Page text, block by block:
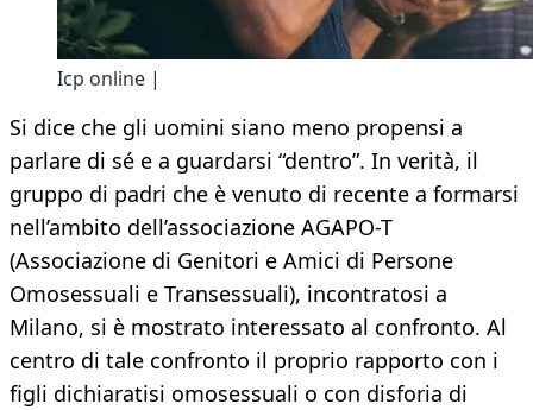
Icp online |
Si dice che gli uomini siano meno propensi a
parlare di sé e a guardarsi “dentro”. In verità, il
gruppo di padri che è venuto di recente a formarsi
nell’ambito dell’associazione AGAPO-T
(Associazione di Genitori e Amici di Persone
Omosessuali e Transessuali), incontratosi a
Milano, si è mostrato interessato al confronto. Al
centro di tale confronto il proprio rapporto con i
figli dichiaratisi omosessuali o con disforia di